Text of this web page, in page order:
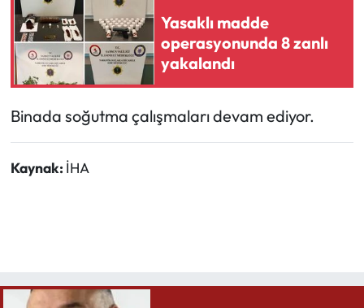
Yasaklı madde
operasyonunda 8 zanlı
yakalandı
Binada soğutma çalışmaları devam ediyor.
Kaynak: İHA